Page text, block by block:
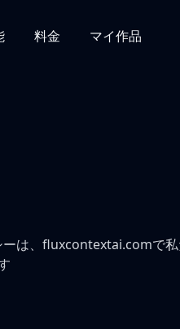
料金 マイ作品
は、fluxcontextai.comで